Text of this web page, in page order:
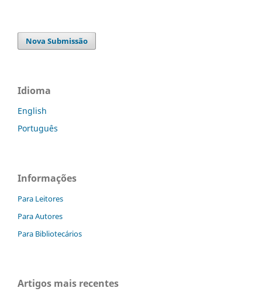
Nova Submissão
Idioma
English
Português
Informações
Para Leitores
Para Autores
Para Bibliotecários
Artigos mais recentes